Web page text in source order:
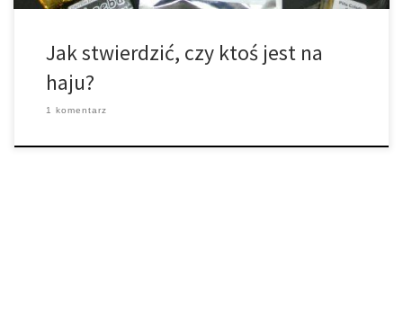
Jak stwierdzić, czy ktoś jest na
haju?
1 komentarz